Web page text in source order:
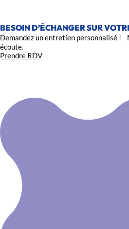
BESOIN D’ÉCHANGER SUR
Demandez un entretien personnalisé !
écoute.
Prendre RDV